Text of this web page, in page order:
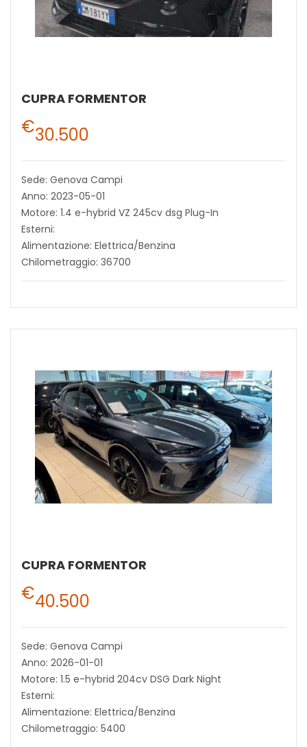
CUPRA FORMENTOR
€30.500
Sede: Genova Campi
Anno: 2023-05-01
Motore: 1.4 e-hybrid VZ 245cv dsg Plug-In
Esterni:
Alimentazione: Elettrica/Benzina
Chilometraggio: 36700
CUPRA FORMENTOR
€40.500
Sede: Genova Campi
Anno: 2026-01-01
Motore: 1.5 e-hybrid 204cv DSG Dark Night
Esterni:
Alimentazione: Elettrica/Benzina
Chilometraggio: 5400